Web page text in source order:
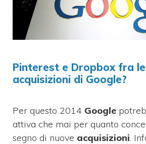
Pinterest e Dropbox fra
acquisizioni di Google?
Per questo 2014 Google
attiva che mai per quanto
segno di nuove acquisizioni.